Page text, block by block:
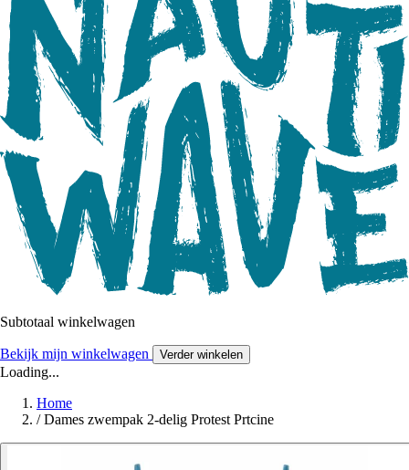
Subtotaal winkelwagen
Bekijk mijn winkelwagen Verder winkelen
Loading...
Home
/ Dames zwempak 2-delig Protest Prtcine